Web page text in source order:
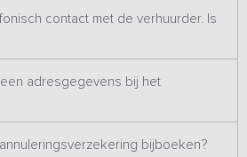
contact met de verhuurder. Is
adresgegevens bij het
bijboeken?